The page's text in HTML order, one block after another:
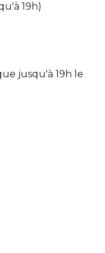
19h)
jusqu'à 19h le